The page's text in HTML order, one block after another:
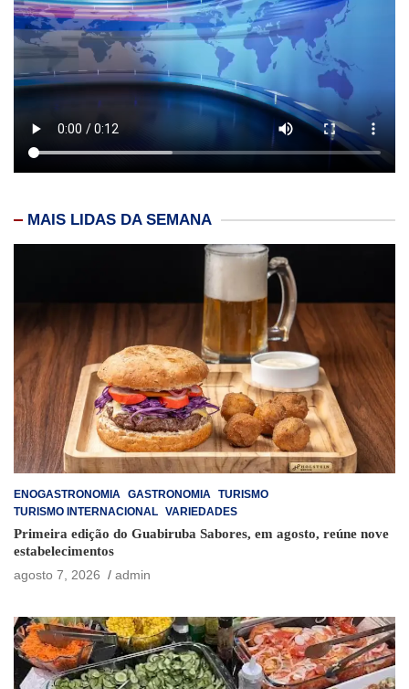
MAIS LIDAS DA SEMANA
ENOGASTRONOMIA GASTRONOMIA
TURISMO
TURISMO INTERNACIONAL VARIEDADES
Primeira edição do Guabiruba Sabores, em agosto, reúne nove
estabelecimentos
agosto 7, 2026
admin